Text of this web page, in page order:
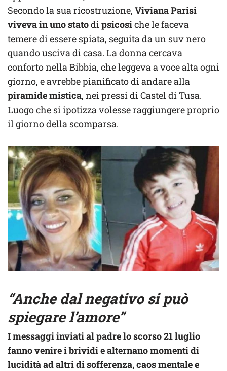
Secondo la sua ricostruzione, Viviana Parisi
viveva in uno statodipsicosiche le faceva
temere di essere spiata, seguita da un suv nero
quando usciva di casa. La donna cercava
conforto nella Bibbia, che leggeva a voce alta ogni
giorno, e avrebbe pianificato di andare alla
piramide mistica, nei pressi di Castel di Tusa.
Luogo che si ipotizza volesse raggiungere proprio
il giorno della scomparsa.
“Anche dal negativo si può
spiegare l’amore”
I messaggi inviati al padre lo scorso 21 luglio
fanno venire i brividi e alternano momenti di
lucidità ad altri di sofferenza, caos mentale e